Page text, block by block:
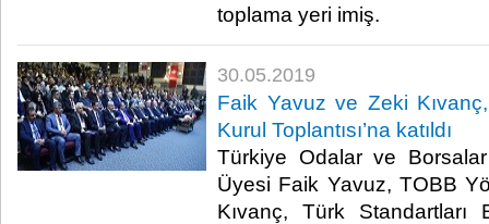
toplama yeri imiş.​
30.05.2019
Faik Yavuz ve Zeki
Kurul Toplantısı’na katıldı
Türkiye Odalar ve
Üyesi Faik Yavuz, TOBB
Kıvanç, Türk Standartları